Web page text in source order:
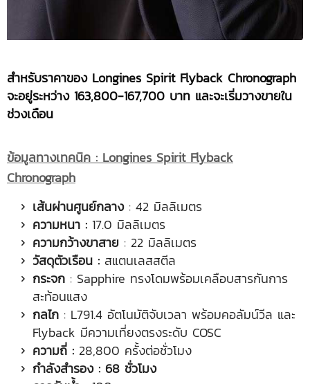
สำหรับราคาของLongines Spirit Flyback Chronograph
จะอยู่ระหว่าง 163,800-167,700 บาท และจะเริ่มวางขายใน
ช่วงเดือน
ข้อมูลทางเทคนิค : Longines Spirit Flyback
Chronograph
เส้นผ่านศูนย์กลาง: 42 มิลลิเมตร
ความหนา : 17.0 มิลลิเมตร
ความกว้างขาสาย : 22 มิลลิเมตร
วัสดุตัวเรือน : สแตนเลสสตีล
กระจก : Sapphire ทรงโดมพร้อมเคลือบสารกันการ
สะท้อนแสง
กลไก : L791.4 อัตโนมัติจับเวลา พร้อมคอลัมน์วีล และ
Flyback มีความเที่ยงตรงระดับ COSC
ความถี่ : 28,800 ครั้งต่อชั่วโมง
กำลังสำรอง : 68 ชั่วโมง